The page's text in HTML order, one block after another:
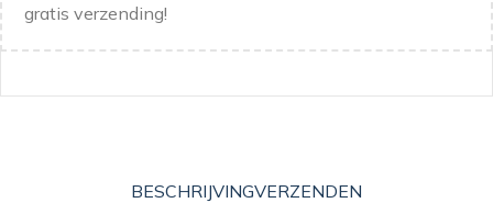
gratis verzending!
BESCHRIJVINGVERZENDEN